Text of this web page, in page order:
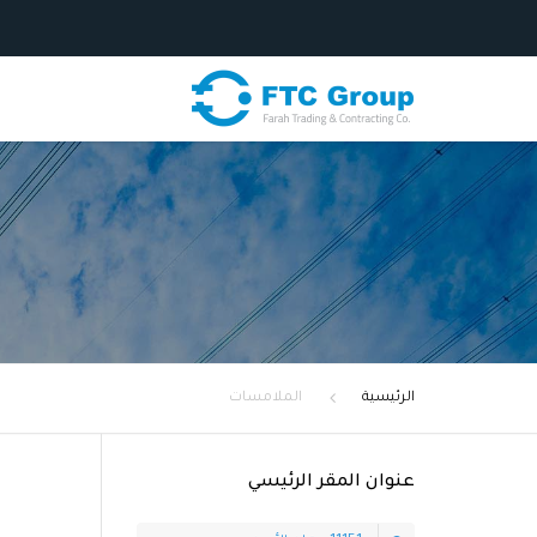
الرئيسية الملامسات
عنوان المقر الرئيسي